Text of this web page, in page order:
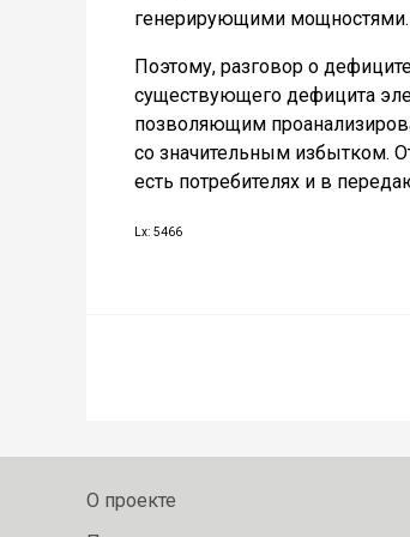
генерирующими мощностями.
Поэтому, разговор о
существующего дефицита
позволяющим
со значительным избытком.
есть потребителях и в
Lx: 5466
О проекте